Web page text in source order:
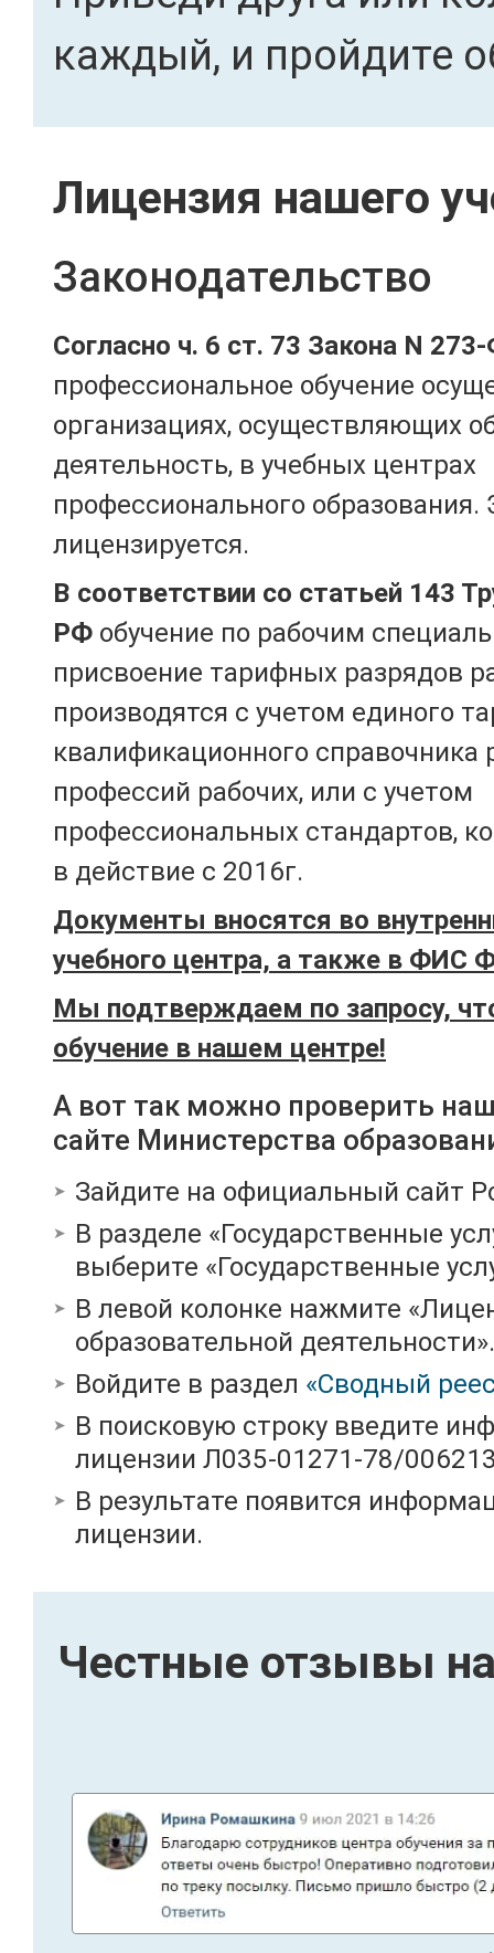
каждый, и пройдите
Лицензия нашего
Законодательство
Согласно ч. 6 ст. 73 Закона N
профессиональное обучение
организациях, осуществляющих
деятельность, в учебных центрах
профессионального образования.
лицензируется.
В соответствии со статьей 143
РФ обучение по рабочим
присвоение тарифных разрядов
производятся с учетом единого
квалификационного справочника
профессий рабочих, или с учетом
профессиональных стандартов,
в действие с 2016г.
Документы вносятся во
учебного центра, а также в ФИС
Мы подтверждаем по запросу,
обучение в нашем центре!
А вот так можно проверить
сайте Министерства
Зайдите на официальный сайт
В разделе «Государственные
выберите «Государственные
В левой колонке нажмите
образовательной деятельности».
Войдите в раздел «Сводный
В поисковую строку введите
лицензии Л035-01271-78/
В результате появится
лицензии.
Честные отзывы